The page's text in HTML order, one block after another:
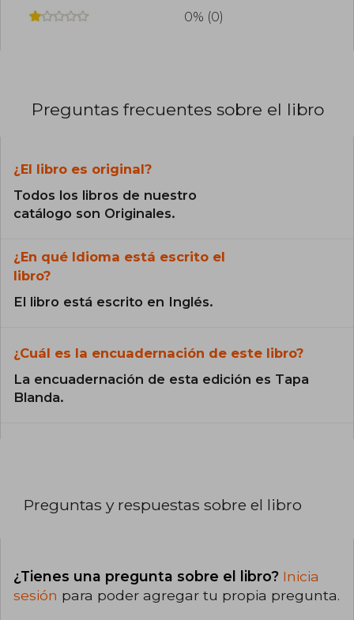
0% (0)
Preguntas frecuentes sobre el libro
¿El libro es original?
Todos los libros de nuestro
catálogo son Originales.
¿En qué Idioma está escrito el
libro?
El libro está escrito en Inglés.
¿Cuál es la encuadernación de este libro?
La encuadernación de esta edición es Tapa
Blanda.
Preguntas y respuestas sobre el libro
¿Tienes una pregunta sobre el libro? Inicia
sesión para poder agregar tu propia pregunta.